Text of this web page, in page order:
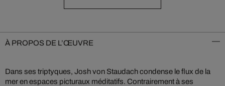
À PROPOS DE L’ŒUVRE
Dans ses triptyques, Josh von Staudach condense le flux de la
mer en espaces picturaux méditatifs. Contrairement à ses